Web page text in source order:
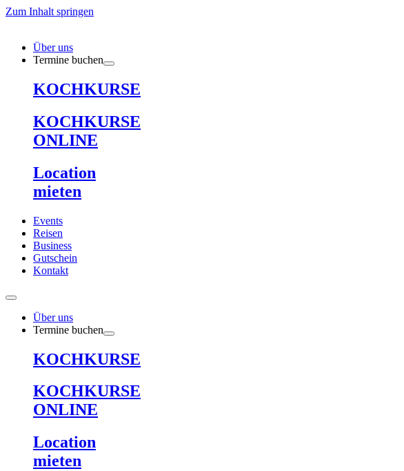
Zum Inhalt springen
Über uns
Termine buchen
KOCHKURSE
KOCHKURSE
ONLINE
Location
mieten
Events
Reisen
Business
Gutschein
Kontakt
Über uns
Termine buchen
KOCHKURSE
KOCHKURSE
ONLINE
Location
mieten